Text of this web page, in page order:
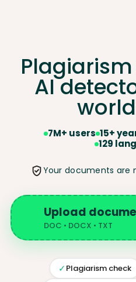
AI
7M+ users 15+
129
Your documents are
Upload
DOC • DOCX • TXT
✓ Plagiarism check